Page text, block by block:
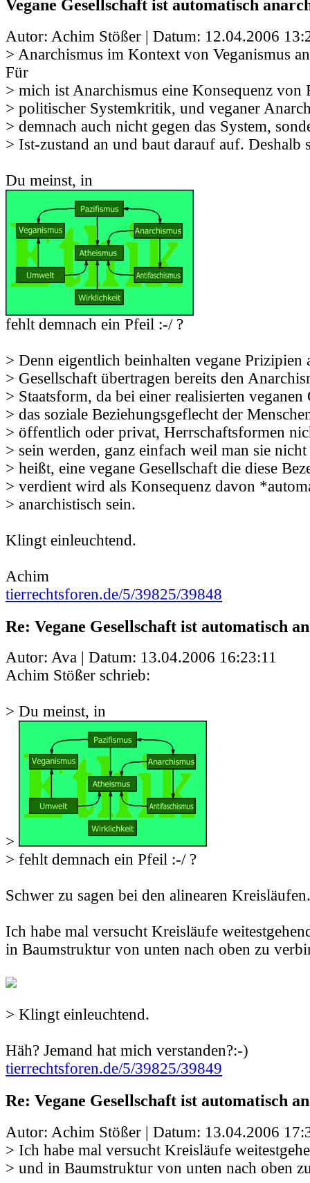
Vegane Gesellschaft ist automatisch
Autor: Achim Stößer | Datum: 12.04.2006
> Anarchismus im Kontext von Veganismus
Für
> mich ist Anarchismus eine Konsequenz von
> politischer Systemkritik, und veganer
> demnach auch nicht gegen das System,
> Ist-zustand an und baut darauf auf. Deshalb
Du meinst, in
fehlt demnach ein Pfeil :-/ ?
> Denn eigentlich beinhalten vegane Prizipien
> Gesellschaft übertragen bereits den
> Staatsform, da bei einer realisierten veganen
> das soziale Beziehungsgeflecht der
> öffentlich oder privat, Herrschaftsformen
> sein werden, ganz einfach weil man sie
> heißt, eine vegane Gesellschaft die diese
> verdient wird als Konsequenz davon
> anarchistisch sein.
Klingt einleuchtend.
Achim
tierrechtsforen.de/5/39825/39848
Re: Vegane Gesellschaft ist automatisch
Autor: Ava | Datum: 13.04.2006 16:23:11
Achim Stößer schrieb:
> Du meinst, in
>
> fehlt demnach ein Pfeil :-/ ?
Schwer zu sagen bei den alinearen Kreisläufen.
Ich habe mal versucht Kreisläufe
in Baumstruktur von unten nach oben zu
> Klingt einleuchtend.
Häh? Jemand hat mich verstanden?:-)
tierrechtsforen.de/5/39825/39849
Re: Vegane Gesellschaft ist automatisch
Autor: Achim Stößer | Datum: 13.04.2006
> Ich habe mal versucht Kreisläufe
> und in Baumstruktur von unten nach oben